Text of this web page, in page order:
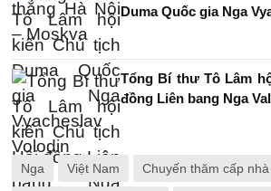
Duma Quốc gia Nga
Tổng Bí thư Tô Lâm
đồng Liên bang Nga
Nga Việt Nam Chuyến thăm cấp